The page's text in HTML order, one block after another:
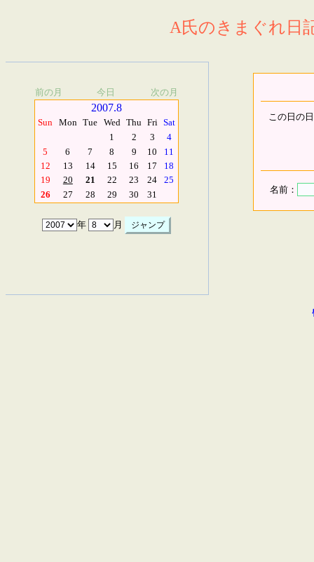
A氏のきまぐれ日
前の月 今日 次の月
2007.8
Sun Mon Tue Wed Thu Fri Sat
1
2 3
4
5
6 7 8 9 10
11
12
13 14 15 16 17
18
19
20 21 22 23 24
25
26
27 28 29 30 31
年 月
この日の
名前：